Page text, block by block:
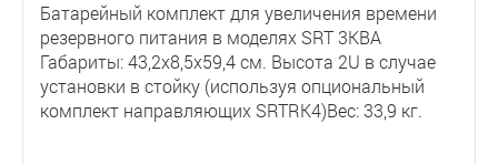
Батарейный комплект для увеличения времени
резервного питания в моделях SRT 3КВА
Габариты: 43,2х8,5х59,4 см. Высота 2U в случае
установки в стойку (используя опциональный
комплект направляющих SRTRK4)Вес: 33,9 кг.